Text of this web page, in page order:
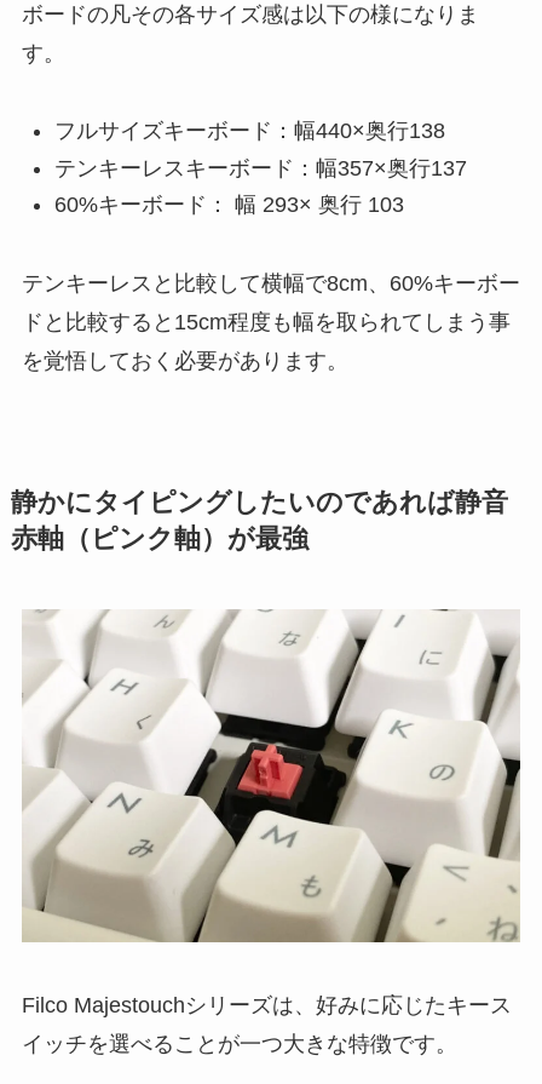
ボードの凡その各サイズ感は以下の様になりま
す。
フルサイズキーボード：幅440×奥行138
テンキーレスキーボード：幅357×奥行137
60%キーボード： 幅 293× 奥行 103
テンキーレスと比較して横幅で8cm、60%キーボー
ドと比較すると15cm程度も幅を取られてしまう事
を覚悟しておく必要があります。
静かにタイピングしたいのであれば静音
赤軸（ピンク軸）が最強
Filco Majestouchシリーズは、好みに応じたキース
イッチを選べることが一つ大きな特徴です。